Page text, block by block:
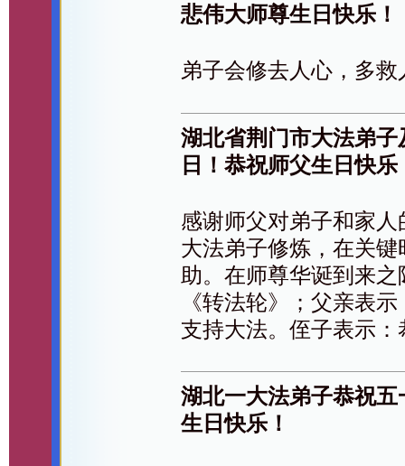
悲伟大师尊生日快乐！
弟子会修去人心，多
湖北省荆门市大法弟
日！恭祝师父生日快乐
感谢师父对弟子和家
大法弟子修炼，在关
助。在师尊华诞到来
《转法轮》；父亲表
支持大法。侄子表示
湖北一大法弟子恭祝
生日快乐！